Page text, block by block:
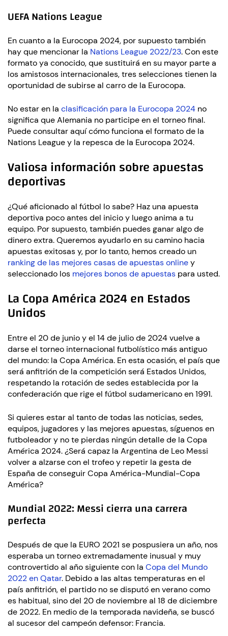
UEFA Nations League
En cuanto a la Eurocopa 2024, por supuesto también
hay que mencionar la Nations League 2022/23. Con este
formato ya conocido, que sustituirá en su mayor parte a
los amistosos internacionales, tres selecciones tienen la
oportunidad de subirse al carro de la Eurocopa.
No estar en la clasificación para la Eurocopa 2024 no
significa que Alemania no participe en el torneo final.
Puede consultar aquí cómo funciona el formato de la
Nations League y la repesca de la Eurocopa 2024.
Valiosa información sobre apuestas
deportivas
¿Qué aficionado al fútbol lo sabe? Haz una apuesta
deportiva poco antes del inicio y luego anima a tu
equipo. Por supuesto, también puedes ganar algo de
dinero extra. Queremos ayudarlo en su camino hacia
apuestas exitosas y, por lo tanto, hemos creado un
ranking de las mejores casas de apuestas onliney
seleccionado los mejores bonos de apuestas para usted.
La Copa América 2024 en Estados
Unidos
Entre el 20 de junio y el 14 de julio de 2024 vuelve a
darse el torneo internacional futbolístico más antiguo
del mundo: la Copa América. En esta ocasión, el país que
será anfitrión de la competición será Estados Unidos,
respetando la rotación de sedes establecida por la
confederación que rige el fútbol sudamericano en 1991.
Si quieres estar al tanto de todas las noticias, sedes,
equipos, jugadores y las mejores apuestas, síguenos en
futboleador y no te pierdas ningún detalle de la Copa
América 2024. ¿Será capaz la Argentina de Leo Messi
volver a alzarse con el trofeo y repetir la gesta de
España de conseguir Copa América-Mundial-Copa
América?
Mundial 2022: Messi cierra una carrera
perfecta
Después de que la EURO 2021 se pospusiera un año, nos
esperaba un torneo extremadamente inusual y muy
controvertido al año siguiente con la Copa del Mundo
2022 en Qatar. Debido a las altas temperaturas en el
país anfitrión, el partido no se disputó en verano como
es habitual, sino del 20 de noviembre al 18 de diciembre
de 2022. En medio de la temporada navideña, se buscó
al sucesor del campeón defensor: Francia.